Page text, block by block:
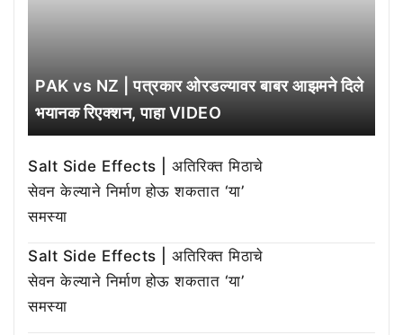
PAK vs NZ | पत्रकार ओरडल्यावर बाबर आझमने दिले
भयानक रिएक्शन, पाहा VIDEO
Salt Side Effects | अतिरिक्त मिठाचे
सेवन केल्याने निर्माण होऊ शकतात ‘या’
समस्या
Salt Side Effects | अतिरिक्त मिठाचे
सेवन केल्याने निर्माण होऊ शकतात ‘या’
समस्या